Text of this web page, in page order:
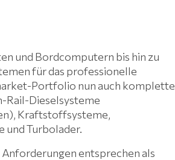
und Bordcomputern bis hin zu
für das professionelle
Portfolio nun auch komplette
Rail-Dieselsysteme
Kraftstoffsysteme,
Turbolader.
entsprechen als